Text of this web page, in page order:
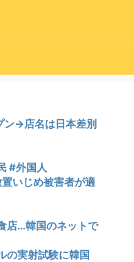
ン→店名は日本差別
#外国人
いじめ被害者が適
店…韓国のネットで
の実射試験に韓国